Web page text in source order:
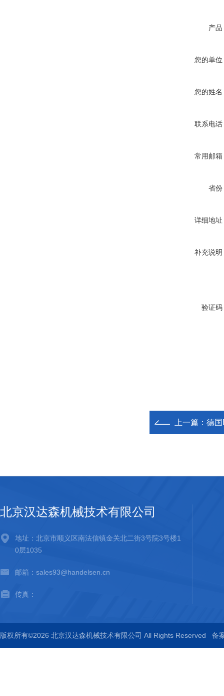
产品
您的单位
您的姓名
联系电话
常用邮箱
省份
详细地址
补充说明
验证码
上一篇： 德
北京汉达森机械技术有限公司
地址：北京市顺义区南法信镇金关北二街3号院3号楼1
0层1035
邮箱：sales93@handelsen.cn
传真：
版权所有©2026 北京汉达森机械技术有限公司 All Rights Reserved 备